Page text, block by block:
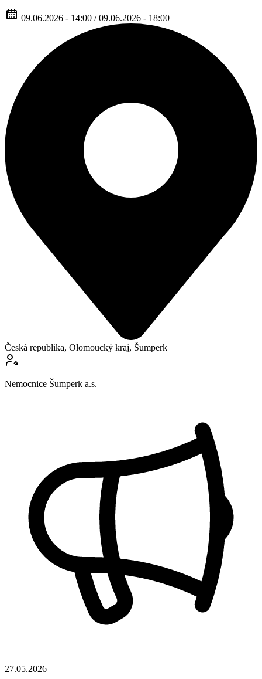
09.06.2026 - 14:00 / 09.06.2026 - 18:00
Česká republika, Olomoucký kraj, Šumperk
Nemocnice Šumperk a.s.
27.05.2026